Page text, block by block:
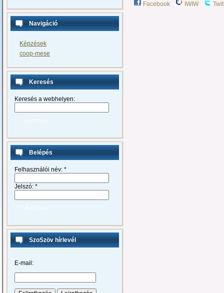
Navigáció
Képzések
coop-mese
Keresés
Keresés a webhelyen:
Belépés
Felhasználói név: *
Jelszó: *
SzoSzöv hírlevél
E-mail:
Facebook IWIW